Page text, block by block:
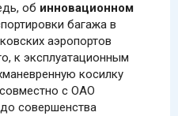
об инновационном
багажа в
аэропортов
к эксплуатационным
косилку
с ОАО
совершенства